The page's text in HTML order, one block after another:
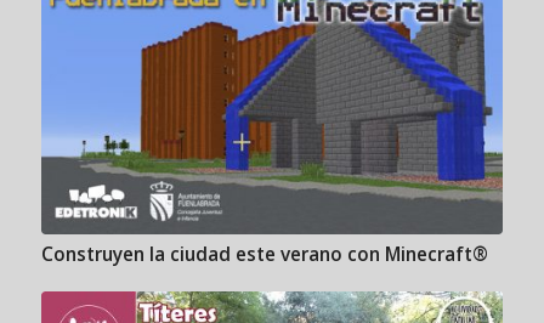
Construyen la ciudad este verano con Minecraft®